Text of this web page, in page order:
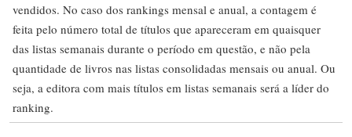
vendidos. No caso dos rankings mensal e anual, a contagem é
feita pelo número total de títulos que apareceram em quaisquer
das listas semanais durante o período em questão, e não pela
quantidade de livros nas listas consolidadas mensais ou anual. Ou
seja, a editora com mais títulos em listas semanais será a líder do
ranking.